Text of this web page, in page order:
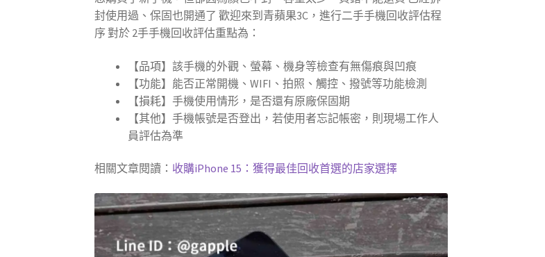
封使用過、保固也開通了 歡迎來到青蘋果3C，進行二手手機回收評估程
序 對於 2手手機回收評估重點為：
【品項】該手機的外觀、螢幕、機身等檢查有無傷痕與凹痕
【功能】能否正常開機、WIFI、拍照、觸控、撥號等功能檢測
【損耗】手機使用情形，是否還有原廠保固期
【其他】手機帳號是否登出，若使用者忘記帳密，則現場工作人
員評估為準
相關文章閱讀： 收購iPhone 15：獲得最佳回收首選的店家選擇